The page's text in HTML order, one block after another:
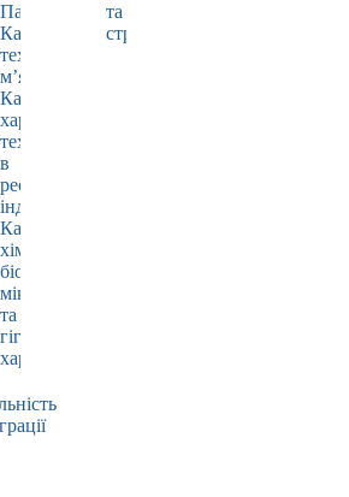
Павлюк
Кафедра
технології
м’яса
Кафедра
харчових
технологій
в
ресторанній
індустрії
Кафедра
хімії,
біохімії,
мікробіології
та
гігієни
харчування
та
страхування